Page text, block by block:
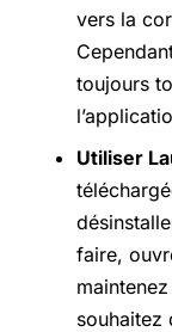
vers la
toujours
Utiliser
faire,
souhaitez